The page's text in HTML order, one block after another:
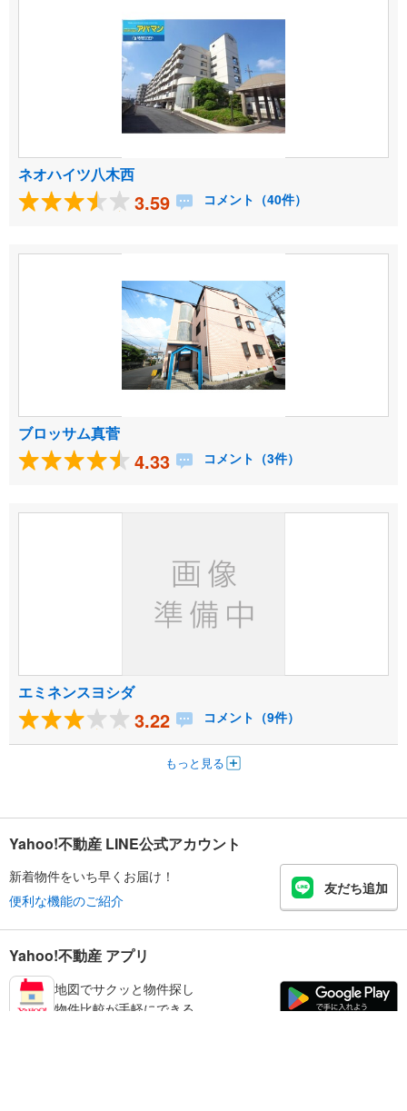
ネオハイツ八木西
3.59 コメント（40件）
ブロッサム真菅
4.33 コメント（3件）
エミネンスヨシダ
3.22 コメント（9件）
もっと見る
Yahoo!不動産 LINE公式アカウント
新着物件をいち早くお届け！
便利な機能のご紹介
友だち追加
Yahoo!不動産 アプリ
地図でサクッと物件探し
物件比較が手軽にできる